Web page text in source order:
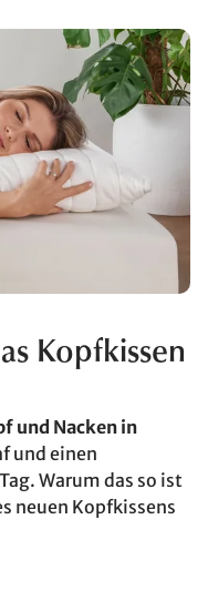
Kopfkissen
und Nacken in
und einen
Warum das so ist
neuen Kopfkissens